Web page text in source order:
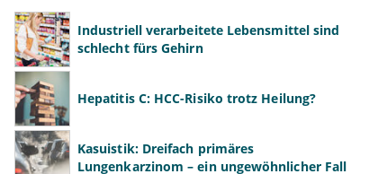
Industriell verarbeitete Lebensmittel sind
schlecht fürs Gehirn
Hepatitis C: HCC-Risiko trotz Heilung?
Kasuistik: Dreifach primäres
Lungenkarzinom – ein ungewöhnlicher Fall